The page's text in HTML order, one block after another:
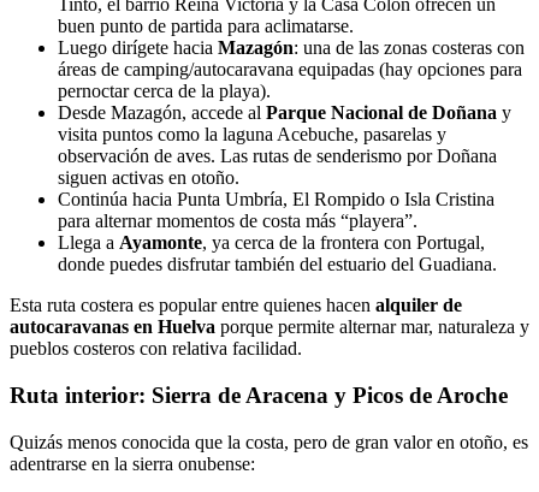
Tinto, el barrio Reina Victoria y la Casa Colón ofrecen un
buen punto de partida para aclimatarse.
Luego dirígete hacia Mazagón: una de las zonas costeras con
áreas de camping/autocaravana equipadas (hay opciones para
pernoctar cerca de la playa).
Desde Mazagón, accede al Parque Nacional de Doñana y
visita puntos como la laguna Acebuche, pasarelas y
observación de aves. Las rutas de senderismo por Doñana
siguen activas en otoño.
Continúa hacia Punta Umbría, El Rompido o Isla Cristina
para alternar momentos de costa más “playera”.
Llega a Ayamonte, ya cerca de la frontera con Portugal,
donde puedes disfrutar también del estuario del Guadiana.
Esta ruta costera es popular entre quienes hacen alquiler de
autocaravanas en Huelva porque permite alternar mar, naturaleza y
pueblos costeros con relativa facilidad.
Ruta interior: Sierra de Aracena y Picos de Aroche
Quizás menos conocida que la costa, pero de gran valor en otoño, es
adentrarse en la sierra onubense: